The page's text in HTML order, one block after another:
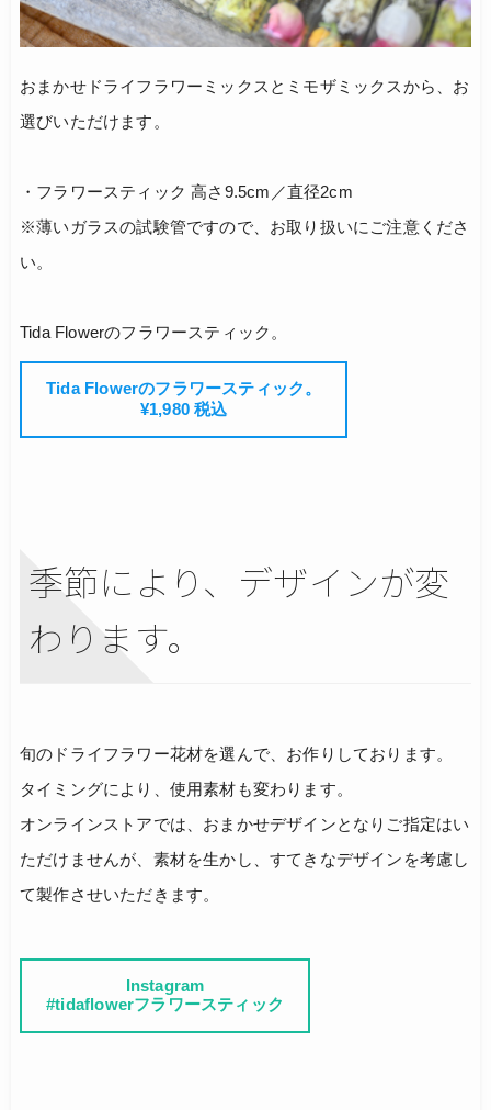
おまかせドライフラワーミックスとミモザミックスから、お
選びいただけます。
・フラワースティック 高さ9.5cm／直径2cm
※薄いガラスの試験管ですので、お取り扱いにご注意くださ
い。
Tida Flowerのフラワースティック。
Tida Flowerのフラワースティック。
¥1,980 税込
季節により、デザインが変
わります。
旬のドライフラワー花材を選んで、お作りしております。
タイミングにより、使用素材も変わります。
オンラインストアでは、おまかせデザインとなりご指定はい
ただけませんが、素材を生かし、すてきなデザインを考慮し
て製作させいただきます。
Instagram
#tidaflowerフラワースティック